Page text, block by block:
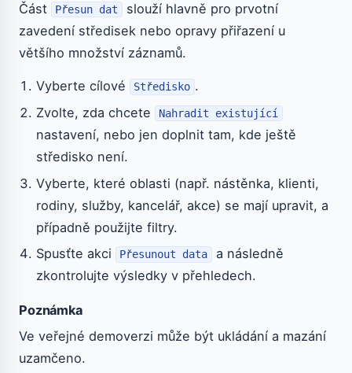
Část
Přesun dat
slouží hlavně pro prvotní
zavedení středisek nebo opravy přiřazení u
většího množství záznamů.
Vyberte cílové Středisko .
Zvolte, zda chcete
Nahradit existující
nastavení, nebo jen doplnit tam, kde ještě
středisko není.
Vyberte, které oblasti (např. nástěnka, klienti,
rodiny, služby, kancelář, akce) se mají upravit, a
případně použijte filtry.
Spusťte akci
Přesunout data
a následně
zkontrolujte výsledky v přehledech.
Poznámka
Ve veřejné demoverzi může být ukládání a mazání
uzamčeno.